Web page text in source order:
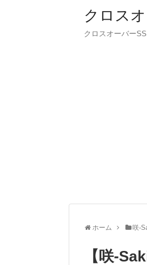
クロス
クロスオーバー
ホーム 咲-
【咲-